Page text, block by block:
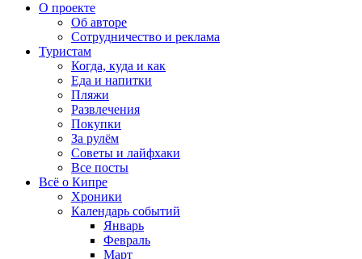
О проекте
Об авторе
Сотрудничество и реклама
Туристам
Когда, куда и как
Еда и напитки
Пляжи
Развлечения
Покупки
За рулём
Советы и лайфхаки
Все посты
Всё о Кипре
Хроники
Календарь событий
Январь
Февраль
Март